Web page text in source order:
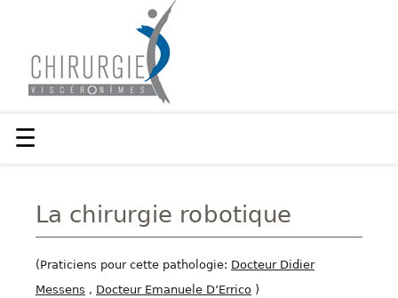
☰
La chirurgie robotique
(Praticiens pour cette pathologie: Docteur Didier
Messens , Docteur Emanuele D’Errico )